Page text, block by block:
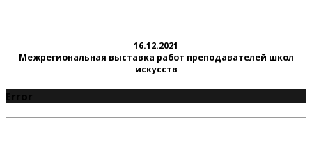
16.12.2021
Межрегиональная выставка работ преподавателей школ
искусств
Error